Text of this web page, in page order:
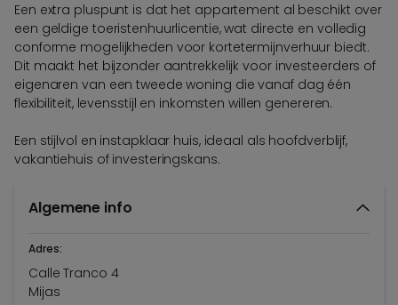
Een extra pluspunt is dat het appartement al beschikt over
een geldige toeristenhuurlicentie, wat directe en volledig
conforme mogelijkheden voor kortetermijnverhuur biedt.
Dit maakt het bijzonder aantrekkelijk voor investeerders of
eigenaren van een tweede woning die vanaf dag één
flexibiliteit, levensstijl en inkomsten willen genereren.
Een stijlvol en instapklaar huis, ideaal als hoofdverblijf,
vakantiehuis of investeringskans.
Algemene info
Adres:
Calle Tranco 4
Mijas